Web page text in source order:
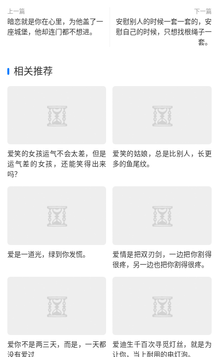
上一篇
暗恋就是你在心里，为他盖了一
座城堡，他却连门都不想进。
下一篇
安慰别人的时候一套一套的，安
慰自己的时候，只想找根绳子一
套。
相关推荐
爱笑的女孩运气不会太差，但是
运气差的女孩，还能笑得出来
吗？
爱笑的姑娘，总是比别人，长更
多的鱼尾纹。
爱是一道光，绿到你发慌。
爱情是把双刃剑，一边把你割得
很疼，另一边也把你割得很疼。
爱你不是两三天，而是，一天都
没有爱过
爱迪生千百次寻觅灯丝，就是为
让你，当上耐用的电灯泡。